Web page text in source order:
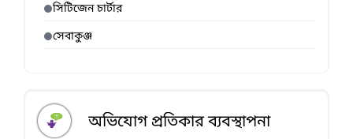
সিটিজেন চার্টার
সেবাকুঞ্জ
অভিযোগ প্রতিকার ব্যবস্থাপনা